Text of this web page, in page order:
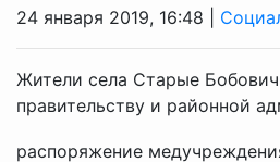
24 января 2019, 16:48 |
Жители села Старые
правительству и районной
распоряжение